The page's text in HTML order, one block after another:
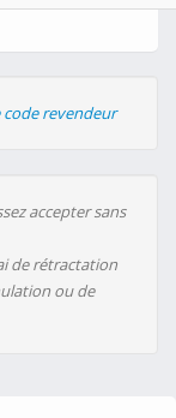
code revendeur
accepter sans
de rétractation
ou de